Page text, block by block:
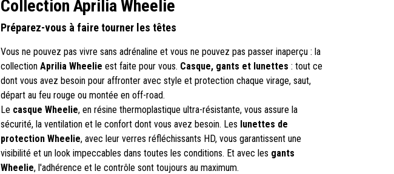
Collection Aprilia Wheelie
Préparez-vous à faire tourner les têtes
Vous ne pouvez pas vivre sans adrénaline et vous ne pouvez pas passer inaperçu : la
collection Aprilia Wheelie est faite pour vous. Casque, gants et lunettes : tout ce
dont vous avez besoin pour affronter avec style et protection chaque virage, saut,
départ au feu rouge ou montée en off-road.
Le casque Wheelie, en résine thermoplastique ultra-résistante, vous assure la
sécurité, la ventilation et le confort dont vous avez besoin. Les lunettes de
protection Wheelie, avec leur verres réfléchissants HD, vous garantissent une
visibilité et un look impeccables dans toutes les conditions. Et avec les gants
Wheelie, l'adhérence et le contrôle sont toujours au maximum.